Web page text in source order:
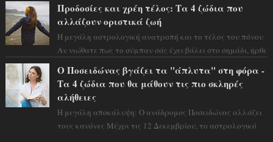
Προδοσίες και χρέη τέλος: Τα 4 ζώδια που
αλλάζουν οριστικά ζωή
Η μεγάλη αστρολογική ανατροπή και το τέλος του πόνου
Αν νιώθατε πως το σύμπαν σάς έχει βάλει στο σημάδι, ήρθε
Ο Ποσειδώνας βγάζει τα "άπλυτα" στη φόρα -
Τα 4 ζώδια που θα μάθουν τις πιο σκληρές
αλήθειες
Η μεγάλη αποκάλυψη: Ο ανάδρομος Ποσειδώνας αλλάζει
τους κανόνες Μέχρι τις 12 Δεκεμβρίου, το αστρολογικό